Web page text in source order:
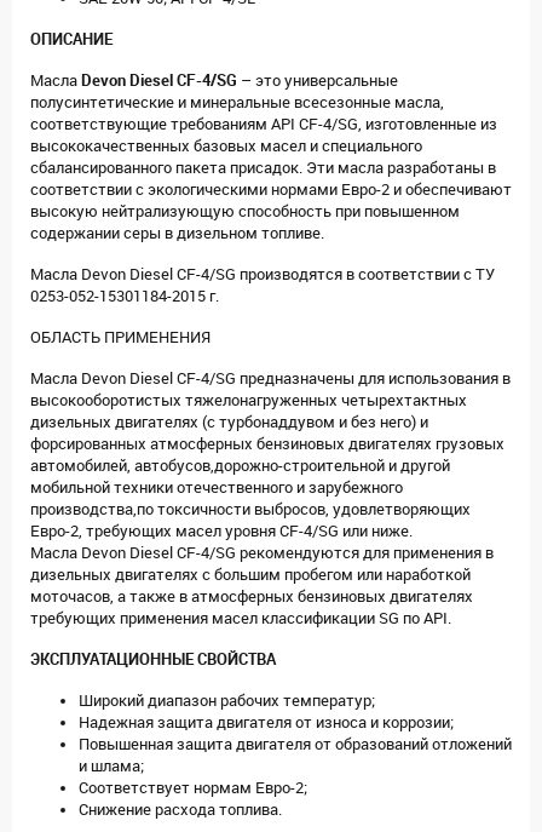
ОПИСАНИЕ
Масла Devon Diesel CF-4/SG – это универсальные
полусинтетические и минеральные всесезонные масла,
соответствующие требованиям API CF-4/SG, изготовленные из
высококачественных базовых масел и специального
сбалансированного пакета присадок. Эти масла разработаны в
соответствии с экологическими нормами Евро-2 и обеспечивают
высокую нейтрализующую способность при повышенном
содержании серы в дизельном топливе.
Масла Devon Diesel CF-4/SG производятся в соответствии с ТУ
0253-052-15301184-2015 г.
ОБЛАСТЬ ПРИМЕНЕНИЯ
Масла Devon Diesel CF-4/SG предназначены для использования в
высокооборотистых тяжелонагруженных четырехтактных
дизельных двигателях (с турбонаддувом и без него) и
форсированных атмосферных бензиновых двигателях грузовых
автомобилей, автобусов,дорожно-строительной и другой
мобильной техники отечественного и зарубежного
производства,по токсичности выбросов, удовлетворяющих
Евро-2, требующих масел уровня CF-4/SG или ниже.
Масла Devon Diesel CF-4/SG рекомендуются для применения в
дизельных двигателях с большим пробегом или наработкой
моточасов, а также в атмосферных бензиновых двигателях
требующих применения масел классификации SG по API.
ЭКСПЛУАТАЦИОННЫЕ СВОЙСТВА
Широкий диапазон рабочих температур;
Надежная защита двигателя от износа и коррозии;
Повышенная защита двигателя от образований отложений
и шлама;
Соответствует нормам Евро-2;
Снижение расхода топлива.